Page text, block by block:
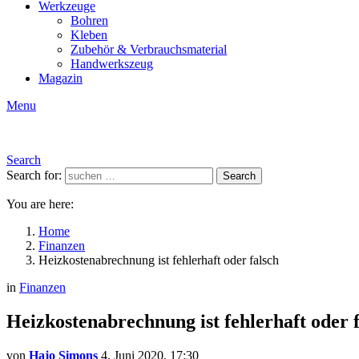
Werkzeuge
Bohren
Kleben
Zubehör & Verbrauchsmaterial
Handwerkszeug
Magazin
Menu
Search
Search for:
Search
You are here:
Home
Finanzen
Heizkostenabrechnung ist fehlerhaft oder falsch
in Finanzen
Heizkostenabrechnung ist fehlerhaft oder
von Hajo Simons 4. Juni 2020, 17:30